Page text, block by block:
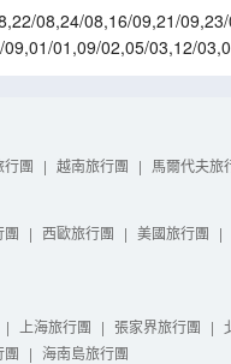
,22/08,24/08,16/09,21/09,
09,01/01 ,09/02,05/03,12/03,
行團 | 越南旅行團 | 馬爾代夫旅
團 | 西歐旅行團 | 美國旅行團 |
| 上海旅行團 | 張家界旅行團 |
團 | 海南島旅行團